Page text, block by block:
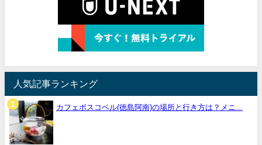
人気記事ランキング
カフェボスコベル(徳島阿南)の場所と行き方は？メニ...